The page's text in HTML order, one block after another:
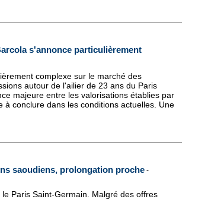
s'annonce particulièrement
complexe sur le marché des
autour de l'ailier de 23 ans du Paris
majeure entre les valorisations établies par
conclure dans les conditions actuelles. Une
saoudiens, prolongation proche -
Paris Saint-Germain. Malgré des offres